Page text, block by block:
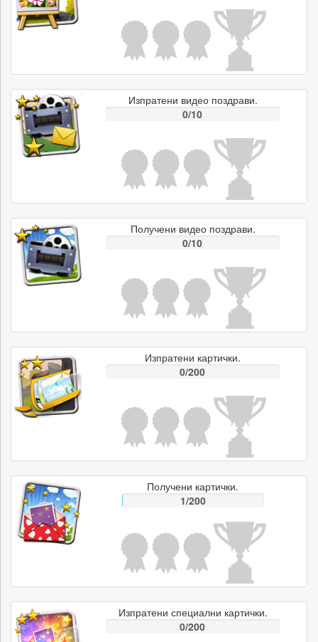
Изпратени видео поздрави.
0/10
Получени видео поздрави.
0/10
Изпратени картички.
0/200
Получени картички.
1/200
Изпратени специални картички.
0/200